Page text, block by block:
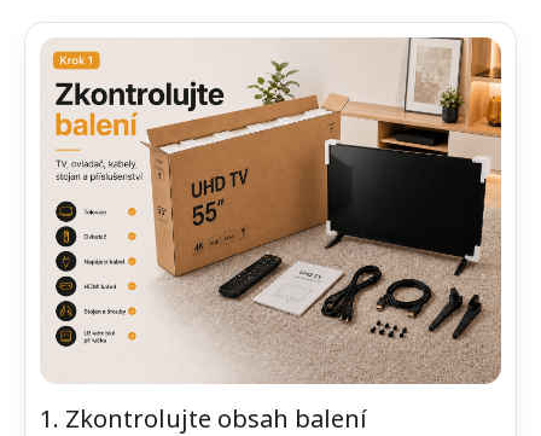
1. Zkontrolujte obsah balení